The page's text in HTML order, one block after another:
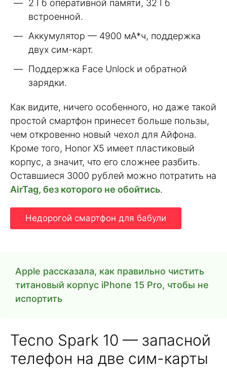
2 Гб оперативной памяти, 32 Гб
встроенной.
Аккумулятор — 4900 мА*ч, поддержка
двух сим-карт.
Поддержка Face Unlock и обратной
зарядки.
Как видите, ничего особенного, но даже такой
простой смартфон принесет больше пользы,
чем откровенно новый чехол для Айфона.
Кроме того, Honor X5 имеет пластиковый
корпус, а значит, что его сложнее разбить.
Оставшиеся 3000 рублей можно потратить на
AirTag, без которого не обойтись.
Недорогой смартфон для бабули
Apple рассказала, как правильно чистить
титановый корпус iPhone 15 Pro, чтобы не
испортить
Tecno Spark 10 — запасной
телефон на две сим-карты